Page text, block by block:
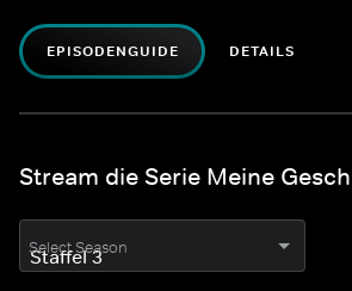
EPISODENGUIDE DETAILS
Stream die Serie Meine
Select Season